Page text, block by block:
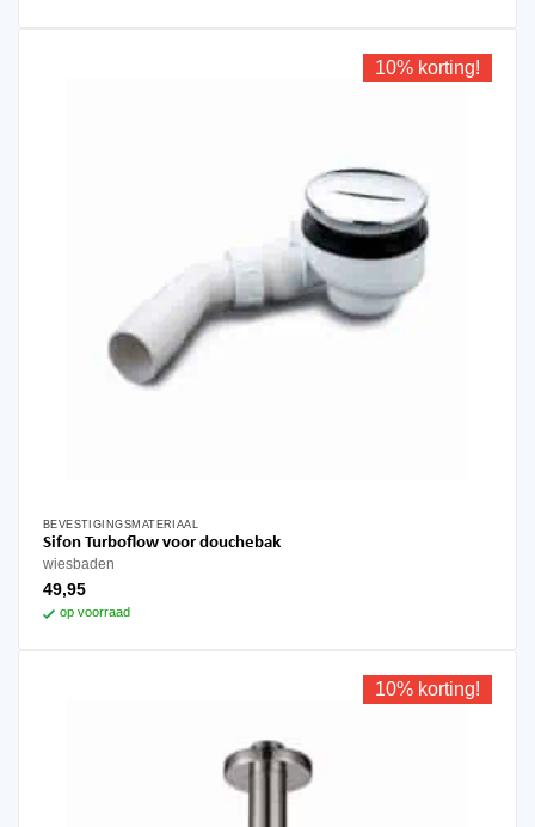
10% korting!
BEVESTIGINGSMATERIAAL
Sifon Turboflow voor douchebak
wiesbaden
49,95
op voorraad
10% korting!